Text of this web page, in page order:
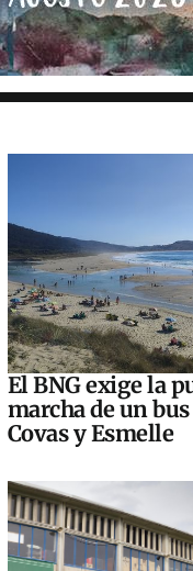
El BNG exige la
marcha de un
Covas y Esmelle